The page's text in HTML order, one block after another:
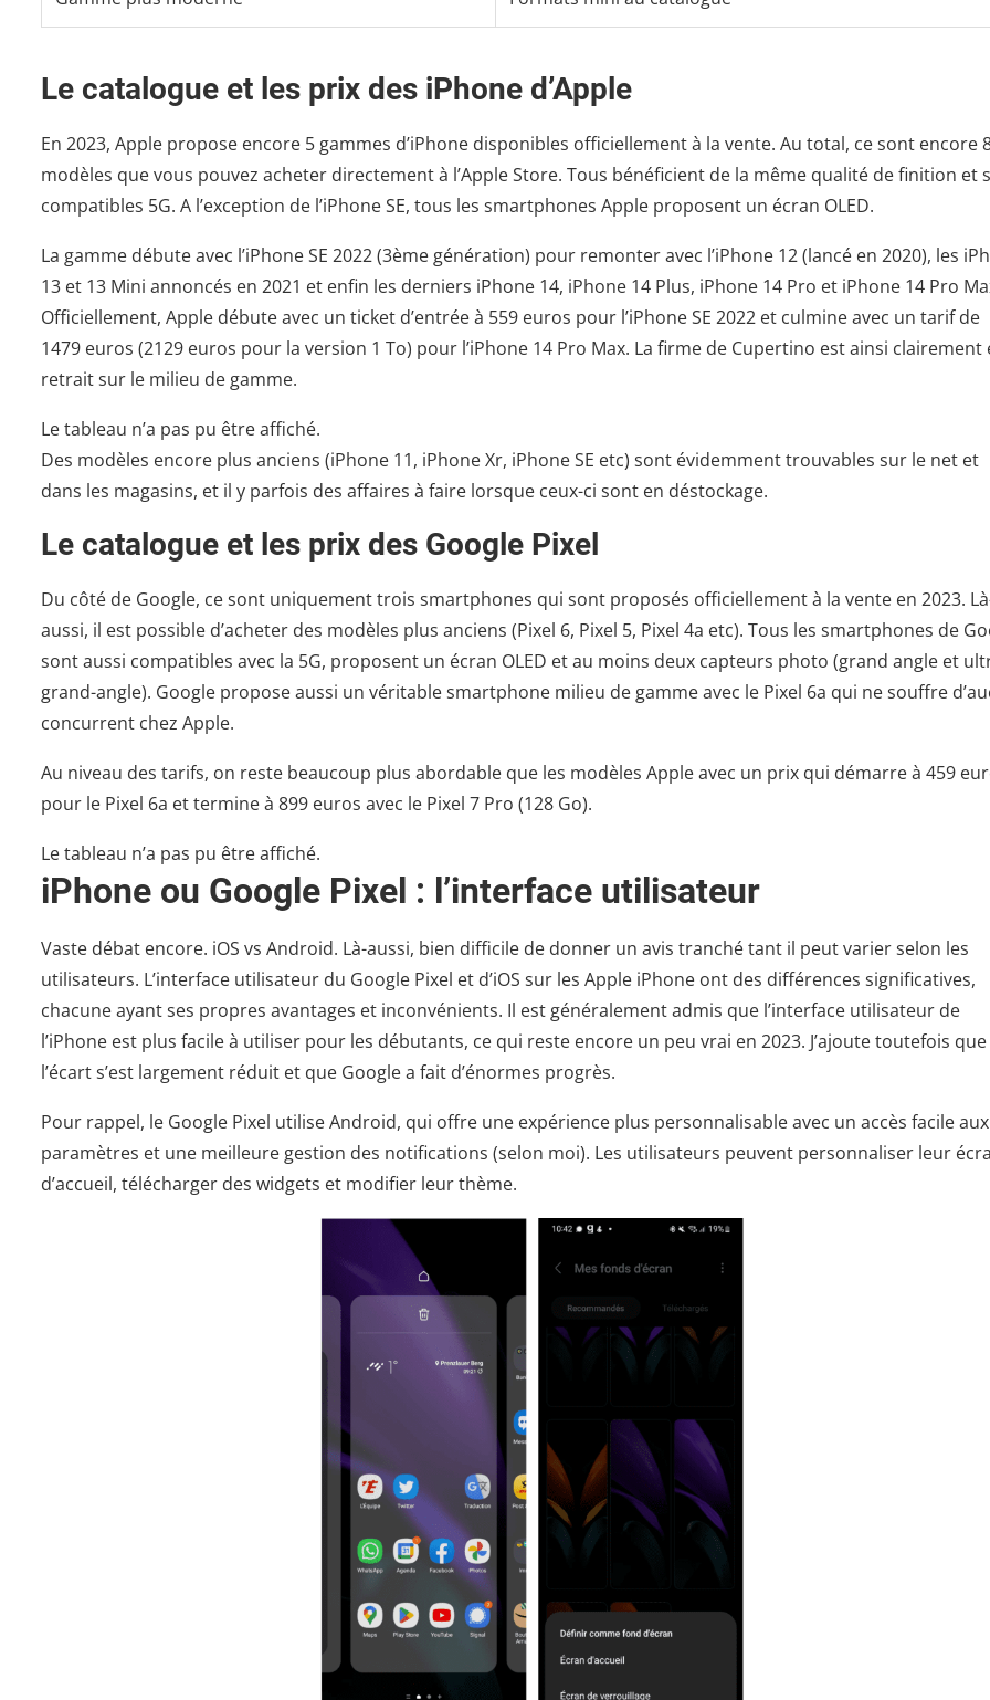
Le catalogue et les prix des iPhone d’Apple
En 2023, Apple propose encore 5 gammes d’iPhone disponibles officiellement à la vente. Au total, ce sont encore
modèles que vous pouvez acheter directement à l’Apple Store. Tous bénéficient de la même qualité de finition et
compatibles 5G. A l’exception de l’iPhone SE, tous les smartphones Apple proposent un écran OLED.
La gamme débute avec l’iPhone SE 2022 (3ème génération) pour remonter avec l’iPhone 12 (lancé en 2020), les
13 et 13 Mini annoncés en 2021 et enfin les derniers iPhone 14, iPhone 14 Plus, iPhone 14 Pro et iPhone 14 Pro
Officiellement, Apple débute avec un ticket d’entrée à 559 euros pour l’iPhone SE 2022 et culmine avec un tarif de
1479 euros (2129 euros pour la version 1 To) pour l’iPhone 14 Pro Max. La firme de Cupertino est ainsi clairement
retrait sur le milieu de gamme.
Le tableau n’a pas pu être affiché.
Des modèles encore plus anciens (iPhone 11, iPhone Xr, iPhone SE etc) sont évidemment trouvables sur le net et
dans les magasins, et il y parfois des affaires à faire lorsque ceux-ci sont en déstockage.
Le catalogue et les prix des Google Pixel
Du côté de Google, ce sont uniquement trois smartphones qui sont proposés officiellement à la vente en 2023.
aussi, il est possible d’acheter des modèles plus anciens (Pixel 6, Pixel 5, Pixel 4a etc). Tous les smartphones de
sont aussi compatibles avec la 5G, proposent un écran OLED et au moins deux capteurs photo (grand angle et
grand-angle). Google propose aussi un véritable smartphone milieu de gamme avec le Pixel 6a qui ne souffre
concurrent chez Apple.
Au niveau des tarifs, on reste beaucoup plus abordable que les modèles Apple avec un prix qui démarre à 459
pour le Pixel 6a et termine à 899 euros avec le Pixel 7 Pro (128 Go).
Le tableau n’a pas pu être affiché.
iPhone ou Google Pixel : l’interface utilisateur
Vaste débat encore. iOS vs Android. Là-aussi, bien difficile de donner un avis tranché tant il peut varier selon les
utilisateurs. L’interface utilisateur du Google Pixel et d’iOS sur les Apple iPhone ont des différences significatives,
chacune ayant ses propres avantages et inconvénients. Il est généralement admis que l’interface utilisateur de
l’iPhone est plus facile à utiliser pour les débutants, ce qui reste encore un peu vrai en 2023. J’ajoute toutefois que
l’écart s’est largement réduit et que Google a fait d’énormes progrès.
Pour rappel, le Google Pixel utilise Android, qui offre une expérience plus personnalisable avec un accès facile aux
paramètres et une meilleure gestion des notifications (selon moi). Les utilisateurs peuvent personnaliser leur
d’accueil, télécharger des widgets et modifier leur thème.